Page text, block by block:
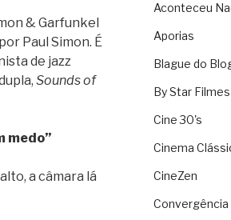
& Garfunkel
Paul Simon. É
de jazz
Sounds of
medo”
a câmara lá
Aconteceu
Aporias
Blague do
By Star Filmes
Cine 30's
Cinema
CineZen
Convergência